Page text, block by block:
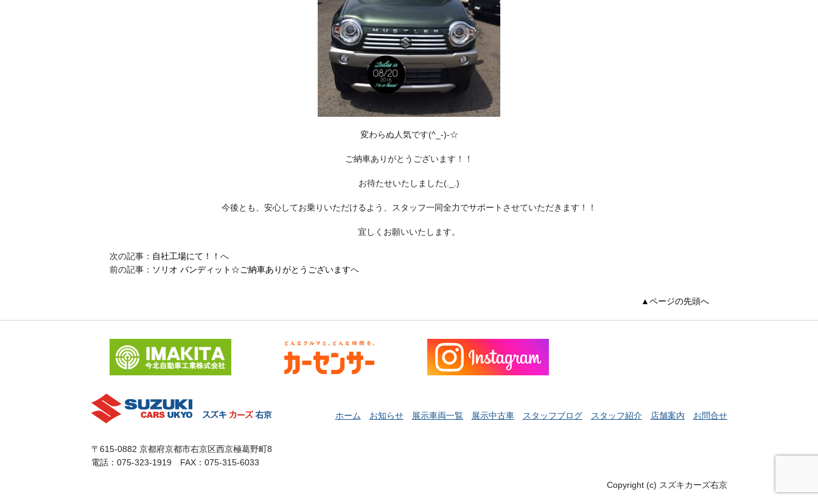
変わらぬ人気です(^_-)-☆
ご納車ありがとうございます！！
お待たせいたしました(._.)
今後とも、安心してお乗りいただけるよう、スタッフ一同全力でサポートさせていただきます！！
宜しくお願いいたします。
次の記事： 自社工場にて！！ へ
前の記事： ソリオ バンディット☆ご納車ありがとうございますへ
▲ページの先頭へ
ホーム お知らせ 展示車両一覧 展示中古車 スタッフブログ スタッフ紹介 店舗案内 お問合せ
〒615-0882 京都府京都市右京区西京極葛野町8
電話：075-323-1919 FAX：075-315-6033
Copyright (c) スズキカーズ右京